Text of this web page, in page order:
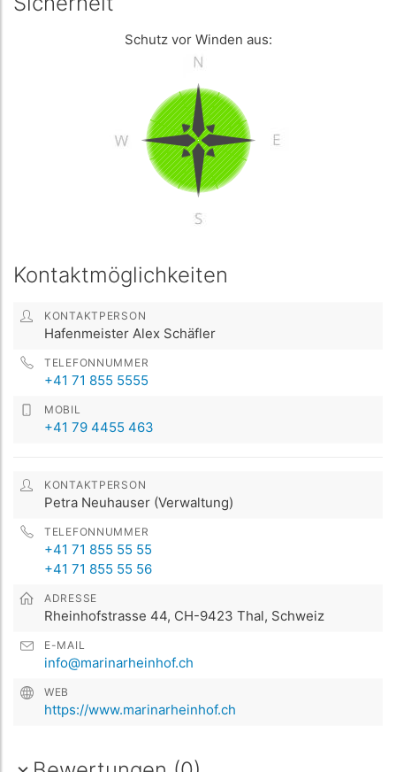
Schutz vor Winden aus:
Kontaktmöglichkeiten
KONTAKTPERSON
Hafenmeister Alex Schäfler
TELEFONNUMMER
+41 71 855 5555
MOBIL
+41 79 4455 463
KONTAKTPERSON
Petra Neuhauser (Verwaltung)
TELEFONNUMMER
+41 71 855 55 55
+41 71 855 55 56
ADRESSE
Rheinhofstrasse 44, CH-9423 Thal, Schweiz
E-MAIL
info@marinarheinhof.ch
WEB
https://www.marinarheinhof.ch